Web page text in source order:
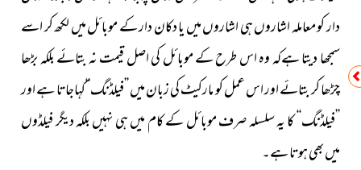
دار کو معاملہ اشاروں ہی اشاروں میں یا دکان دار کے موبائل میں لکھ کر اسے
سمجھا دیتا ہےکہ وہ اس طرح کے موبائل کی اصل قیمت نہ بتائے بلکہ بڑھا
چڑھا کر بتائے اور اس عمل کو مارکیٹ کی زبان میں ’’فیلڈنگ‘‘کہاجاتا ہے اور
’’فیلڈنگ‘‘ کا یہ سلسلہ صرف موبائل کے کام میں ہی نہیں بلکہ دیگر فیلڈوں
میں بھی ہوتا ہے۔